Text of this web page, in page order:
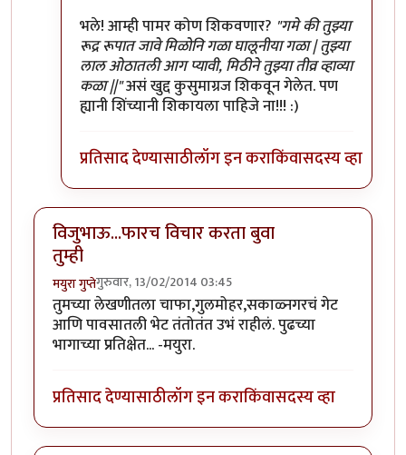
भले! आम्ही पामर कोण शिकवणार? "गमे की तुझ्या
रूद्र रूपात जावे मिळोनि गळा घालूनीया गळा | तुझ्या
लाल ओठातली आग प्यावी, मिठीने तुझ्या तीव्र व्हाव्या
कळा ||"असं खुद्द कुसुमाग्रज शिकवून गेलेत. पण
ह्यानी शिंच्यानी शिकायला पाहिजे ना!!! :)
प्रतिसाद देण्यासाठीलॉग इन कराकिंवासदस्य व्हा
विजुभाऊ...फारच विचार करता बुवा
तुम्ही
मयुरा गुप्तेगुरुवार, 13/02/2014 03:45
तुमच्या लेखणीतला चाफा,गुलमोहर,सकाळ्नगरचं गेट
आणि पावसातली भेट तंतोतंत उभं राहीलं. पुढच्या
भागाच्या प्रतिक्षेत... -मयुरा.
प्रतिसाद देण्यासाठीलॉग इन कराकिंवासदस्य व्हा